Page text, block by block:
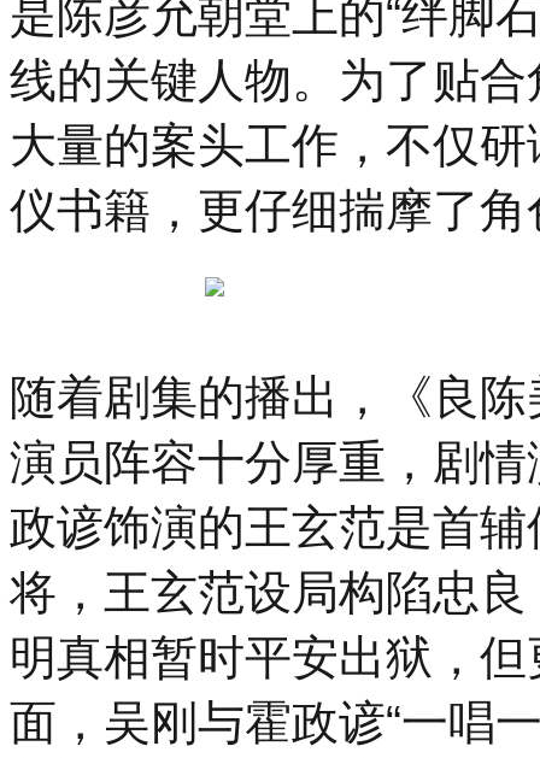
是陈彦允朝堂上的“绊脚
线的关键人物。为了贴
大量的案头工作，不仅
仪书籍，更仔细揣摩了角
随着剧集的播出，《良
演员阵容十分厚重，剧
政谚饰演的王玄范是首
将，王玄范设局构陷忠
明真相暂时平安出狱，
面，吴刚与霍政谚“一唱